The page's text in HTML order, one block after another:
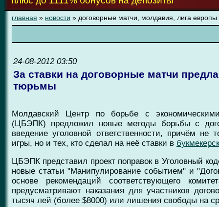
главная » новости » договорные матчи, молдавия, лига европы
24-08-2012 03:50
За ставки на договорные матчи
тюрьмы
Молдавский Центр по борьбе с
(ЦБЭПК) предложил новые методы борьбы с
введение уголовной ответственности, причём не
игры, но и тех, кто сделал на неё ставки в
ЦБЭПК представил проект поправок в Уголовный
новые статьи "Манипулирование событием" и
основе рекомендаций соответствующего
предусматривают наказания для участников
тысяч лей (более $8000) или лишения свободы на